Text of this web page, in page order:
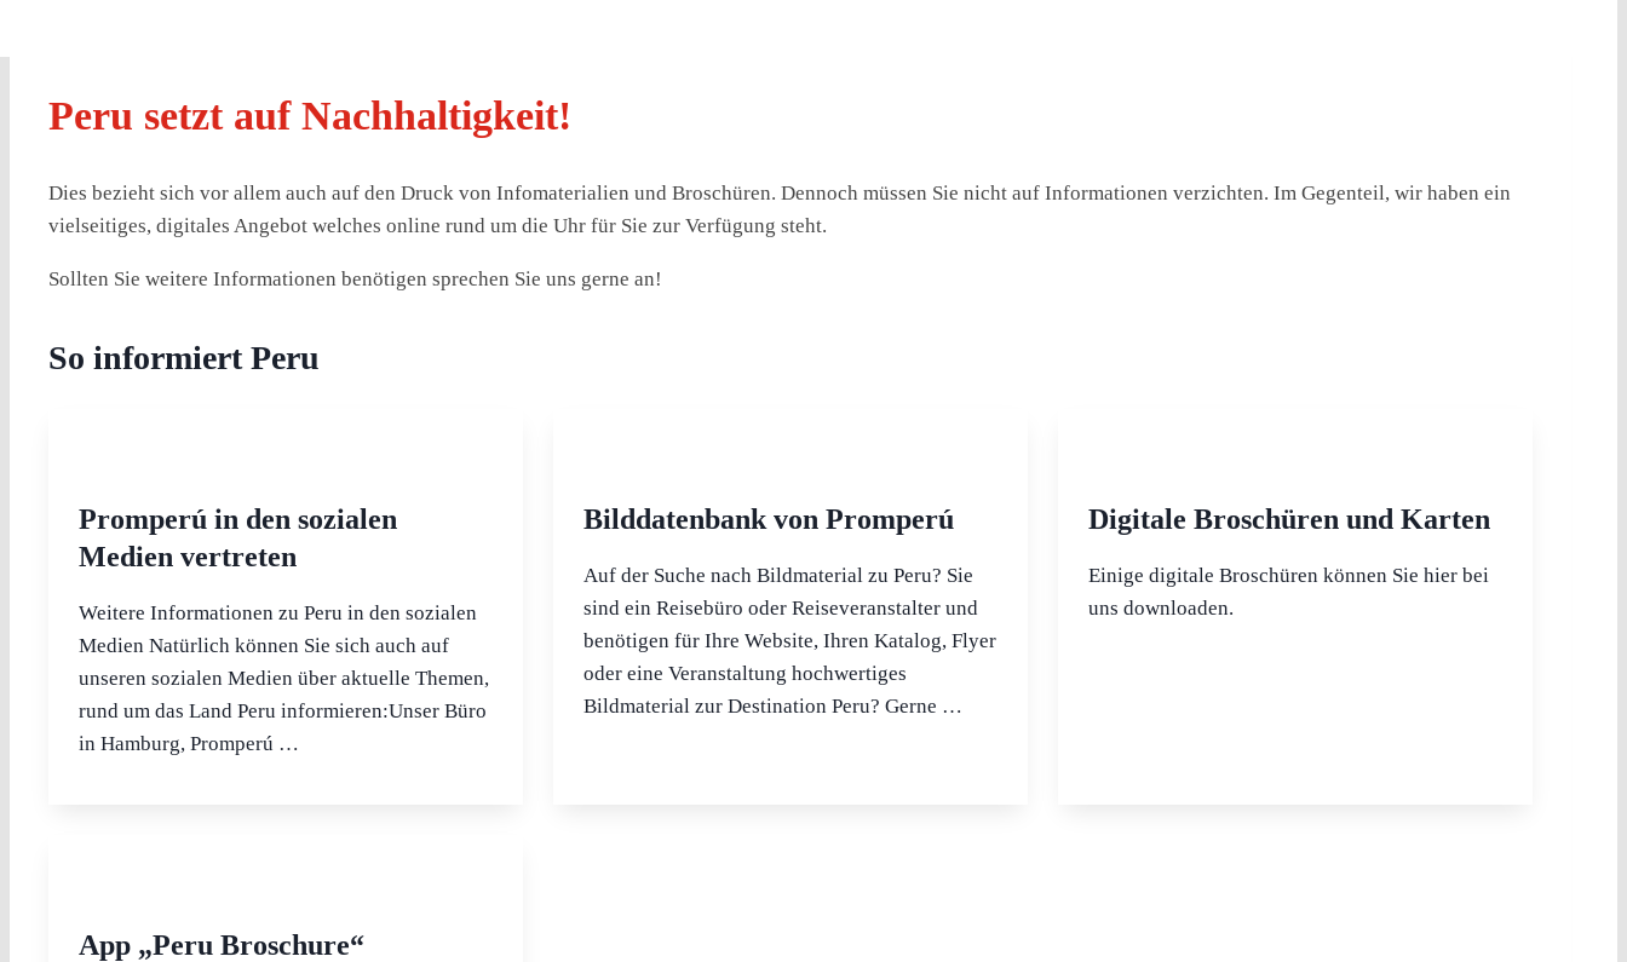
Peru setzt auf Nachhaltigkeit!
Dies bezieht sich vor allem auch auf den Druck von Infomaterialien und Broschüren. Dennoch müssen Sie nicht auf Informationen verzichten. Im Gegenteil, wir haben ein
vielseitiges, digitales Angebot welches online rund um die Uhr für Sie zur Verfügung steht.
Sollten Sie weitere Informationen benötigen sprechen Sie uns gerne an!
So informiert Peru
Promperú in den sozialen
Medien vertreten
Weitere Informationen zu Peru in den sozialen
Medien Natürlich können Sie sich auch auf
unseren sozialen Medien über aktuelle Themen,
rund um das Land Peru informieren:Unser Büro
in Hamburg, Promperú …
Bilddatenbank von Promperú
Auf der Suche nach Bildmaterial zu Peru? Sie
sind ein Reisebüro oder Reiseveranstalter und
benötigen für Ihre Website, Ihren Katalog, Flyer
oder eine Veranstaltung hochwertiges
Bildmaterial zur Destination Peru? Gerne …
Digitale Broschüren und Karten
Einige digitale Broschüren können Sie hier bei
uns downloaden.
App „Peru Broschure“